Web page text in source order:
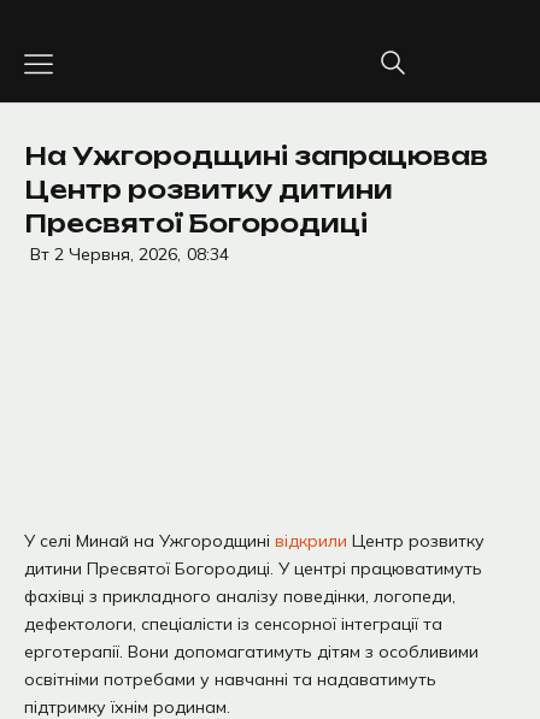
вмісту
На Ужгородщині запрацював
Центр розвитку дитини
Пресвятої Богородиці
Вт 2 Червня, 2026, 08:34
У селі Минай на Ужгородщині відкрили Центр розвитку
дитини Пресвятої Богородиці. У центрі працюватимуть
фахівці з прикладного аналізу поведінки, логопеди,
дефектологи, спеціалісти із сенсорної інтеграції та
ерготерапії. Вони допомагатимуть дітям з особливими
освітніми потребами у навчанні та надаватимуть
підтримку їхнім родинам.